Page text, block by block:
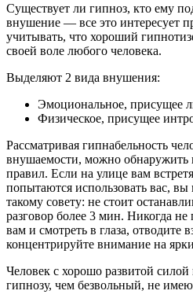
Существует ли гипноз, кто ему
внушение — все это интересует
учитывать, что хороший
своей воле любого человека.
Выделяют 2 вида внушения:
Эмоциональное, присущее
Физическое, присущее
Рассматривая гипнабельность
внушаемости, можно обнаружить
правил. Если на улице вам
попытаются использовать вас, вы
такому совету: не стоит
разговор более 3 мин. Никогда не
вам и смотреть в глаза, отводите
концентрируйте внимание на
Человек с хорошо развитой
гипнозу, чем безвольный, не